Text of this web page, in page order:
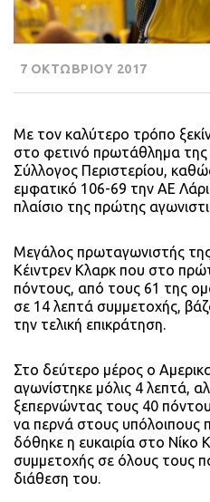
7 ΟΚΤΩΒΡΙΟΥ 2017
Με τον καλύτερο τρόπο
στο φετινό πρωτάθλημα της
Σύλλογος Περιστερίου,
εμφατικό 106-69 την ΑΕ
πλαίσιο της πρώτης
Μεγάλος πρωταγωνιστής
Κέιντρεν Κλαρκ που στο
πόντους, από τους 61 της
σε 14 λεπτά συμμετοχής,
την τελική επικράτηση.
Στο δεύτερο μέρος ο
αγωνίστηκε μόλις 4 λεπτά,
ξεπερνώντας τους 40
να περνά στους υπόλοιπους
δόθηκε η ευκαιρία στο Νίκο
συμμετοχής σε όλους τους
διάθεση του.